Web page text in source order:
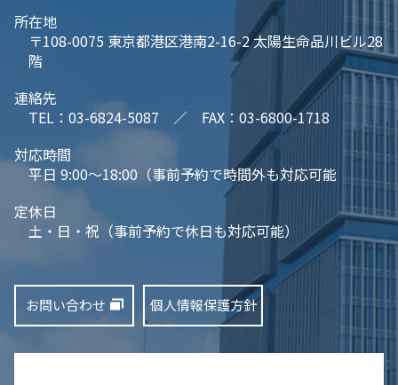
所在地
〒108-0075 東京都港区港南2-16-2 太陽生命品川ビル28
階
連絡先
TEL：03-6824-5087 ／ FAX：03-6800-1718
対応時間
平日 9:00～18:00（事前予約で時間外も対応可能
定休日
土・日・祝（事前予約で休日も対応可能）
お問い合わせ 個人情報保護方針